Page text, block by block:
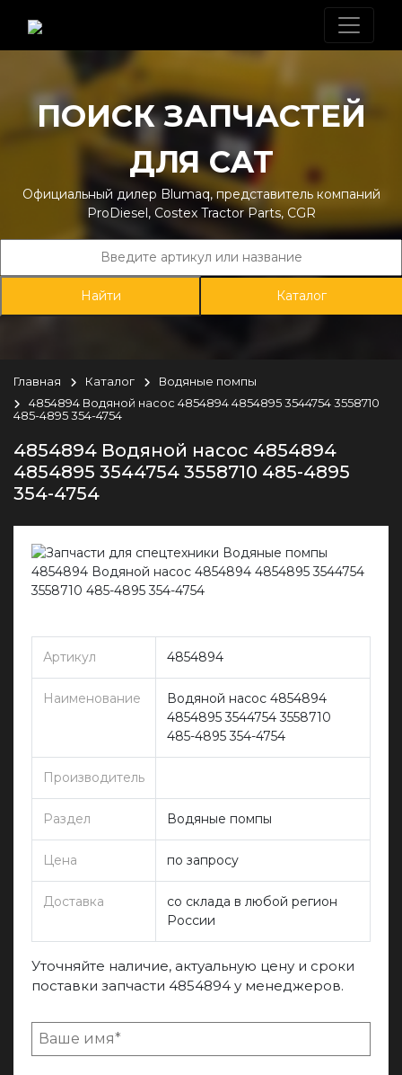
ПОИСК ЗАПЧАСТЕЙ
ДЛЯ CAT
Официальный дилер Blumaq, представитель компаний
ProDiesel, Costex Tractor Parts, CGR
Каталог
Главная Каталог
Водяные помпы
4854894 Водяной насос 4854894 4854895 3544754 3558710
485-4895 354-4754
4854894 Водяной насос 4854894
4854895 3544754 3558710 485-4895
354-4754
Артикул 4854894
Наименование
Водяной насос 4854894
4854895 3544754 3558710
485-4895 354-4754
Производитель
Раздел Водяные помпы
Цена по запросу
Доставка
со склада в любой регион
России
Уточняйте наличие, актуальную цену и сроки
поставки запчасти 4854894 у менеджеров.